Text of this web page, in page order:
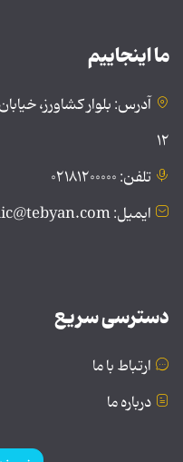
ما اینجاییم
آدرس: بلوار کشاورز،
۱۲
تلفن: ۰۲۱۸۱۲۰۰۰۰۰
ایمیل: public@tebyan.com
دسترسی سریع
ارتباط با ما
درباره ما